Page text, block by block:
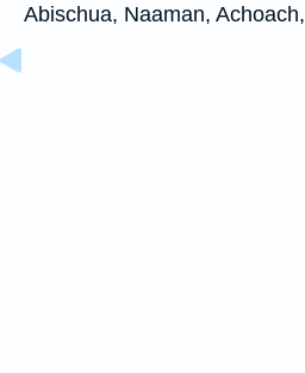
Abischua, Naaman, Achoach,